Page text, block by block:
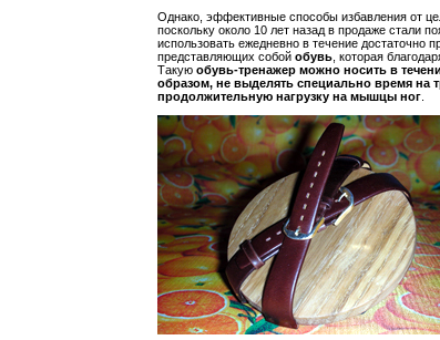
Однако, эффективные способы избавления от
поскольку около 10 лет назад в продаже стали
использовать ежедневно в течение достаточно
представляющих собойобувь , которая
Такуюобувь-тренажер можно носить в
образом, не выделять специально время на
продолжительную нагрузку на мышцы ног